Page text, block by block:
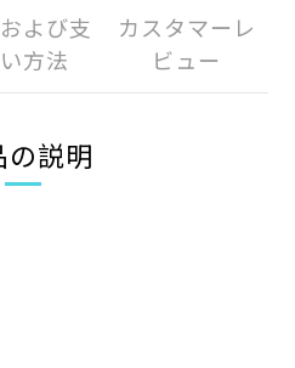
よび支
方法
カスタマーレ
ビュー
の説明